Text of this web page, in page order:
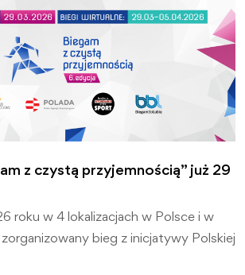
z czystą przyjemnością” już 29
roku w 4 lokalizacjach w Polsce i w
bieg z inicjatywy Polskiej